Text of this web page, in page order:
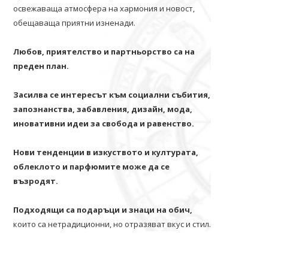
освежаваща атмосфера на хармония и новост,
обещаваща приятни изненади.
Любов, приятелство и партньорство са на
преден план.
Засилва се интересът към социални събития,
запознанства, забавления, дизайн, мода,
иновативни идеи за свобода и равенство.
Нови тенденции в изкуството и културата,
облеклото и парфюмите може да се
възродят.
Подходящи са подаръци и знаци на обич,
които са нетрадиционни, но отразяват вкус и стил.